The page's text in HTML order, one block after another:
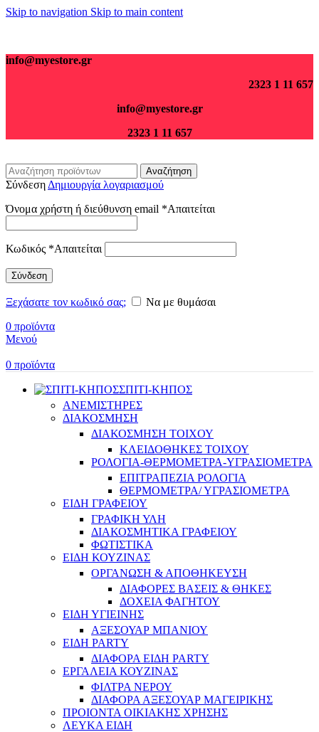
Skip to navigation Skip to main content
info@myestore.gr
2323 1 11 657
info@myestore.gr
2323 1 11 657
Αναζήτηση
Σύνδεση Δημιουργία λογαριασμού
Όνομα χρήστη ή διεύθυνση email *Απαιτείται
Κωδικός *Απαιτείται
Σύνδεση
Ξεχάσατε τον κωδικό σας;
Να με θυμάσαι
0 προϊόντα
Μενού
0 προϊόντα
ΣΠΙΤΙ-ΚΗΠΟΣ
ΑΝΕΜΙΣΤΗΡΕΣ
ΔΙΑΚΟΣΜΗΣΗ
ΔΙΑΚΟΣΜΗΣΗ ΤΟΙΧΟΥ
ΚΛΕΙΔΟΘΗΚΕΣ ΤΟΙΧΟΥ
ΡΟΛΟΓΙΑ-ΘΕΡΜΟΜΕΤΡΑ-ΥΓΡΑΣΙΟΜΕΤΡΑ
ΕΠΙΤΡΑΠΕΖΙΑ ΡΟΛΟΓΙΑ
ΘΕΡΜΟΜΕΤΡΑ/ ΥΓΡΑΣΙΟΜΕΤΡΑ
ΕΙΔΗ ΓΡΑΦΕΙΟΥ
ΓΡΑΦΙΚΗ ΥΛΗ
ΔΙΑΚΟΣΜΗΤΙΚΑ ΓΡΑΦΕΙΟΥ
ΦΩΤΙΣΤΙΚΑ
ΕΙΔΗ ΚΟΥΖΙΝΑΣ
ΟΡΓΑΝΩΣΗ & ΑΠΟΘΗΚΕΥΣΗ
ΔΙΑΦΟΡΕΣ ΒΑΣΕΙΣ & ΘΗΚΕΣ
ΔΟΧΕΙΑ ΦΑΓΗΤΟΥ
ΕΙΔΗ ΥΓΙΕΙΝΗΣ
ΑΞΕΣΟΥΑΡ ΜΠΑΝΙΟΥ
ΕΙΔΗ PARTY
ΔΙΑΦΟΡΑ ΕΙΔΗ PARTY
ΕΡΓΑΛΕΙΑ ΚΟΥΖΙΝΑΣ
ΦΙΛΤΡΑ ΝΕΡΟΥ
ΔΙΑΦΟΡΑ ΑΞΕΣΟΥΑΡ ΜΑΓΕΙΡΙΚΗΣ
ΠΡΟΙΟΝΤΑ ΟΙΚΙΑΚΗΣ ΧΡΗΣΗΣ
ΛΕΥΚΑ ΕΙΔΗ